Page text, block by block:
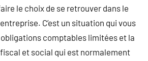
le choix de se retrouver dans le
C’est un situation qui vous
obligations comptables limitées et la
et social qui est normalement